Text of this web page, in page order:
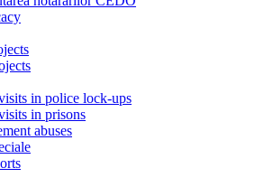
in police lock-ups
in prisons
abuses